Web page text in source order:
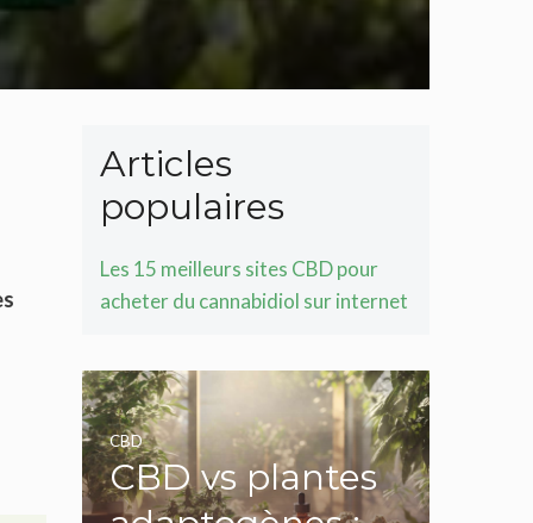
Articles
populaires
Les 15 meilleurs sites CBD pour
acheter du cannabidiol sur internet
CBD vs plantes
CBD